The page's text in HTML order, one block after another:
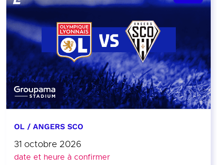
OL / ANGERS SCO
31 octobre 2026
date et heure à confirmer